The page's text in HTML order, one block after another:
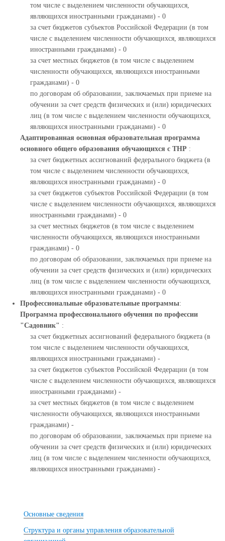
том числе с выделением численности обучающихся,
являющихся иностранными гражданами) - 0
за счет бюджетов субъектов Российской Федерации (в том
числе с выделением численности обучающихся, являющихся
иностранными гражданами) - 0
за счет местных бюджетов (в том числе с выделением
численности обучающихся, являющихся иностранными
гражданами) - 0
по договорам об образовании, заключаемых при приеме на
обучении за счет средств физических и (или) юридических
лиц (в том числе с выделением численности обучающихся,
являющихся иностранными гражданами) - 0
Адаптированная основная образовательная программа
основного общего образования обучающихся с ТНР :
за счет бюджетных ассигнований федерального бюджета (в
том числе с выделением численности обучающихся,
являющихся иностранными гражданами) - 0
за счет бюджетов субъектов Российской Федерации (в том
числе с выделением численности обучающихся, являющихся
иностранными гражданами) - 0
за счет местных бюджетов (в том числе с выделением
численности обучающихся, являющихся иностранными
гражданами) - 0
по договорам об образовании, заключаемых при приеме на
обучении за счет средств физических и (или) юридических
лиц (в том числе с выделением численности обучающихся,
являющихся иностранными гражданами) - 0
Профессиональные образовательные программы:
Программа профессионального обучения по профессии
"Садовник" :
за счет бюджетных ассигнований федерального бюджета (в
том числе с выделением численности обучающихся,
являющихся иностранными гражданами) -
за счет бюджетов субъектов Российской Федерации (в том
числе с выделением численности обучающихся, являющихся
иностранными гражданами) -
за счет местных бюджетов (в том числе с выделением
численности обучающихся, являющихся иностранными
гражданами) -
по договорам об образовании, заключаемых при приеме на
обучении за счет средств физических и (или) юридических
лиц (в том числе с выделением численности обучающихся,
являющихся иностранными гражданами) -
Основные сведения
Структура и органы управления образовательной